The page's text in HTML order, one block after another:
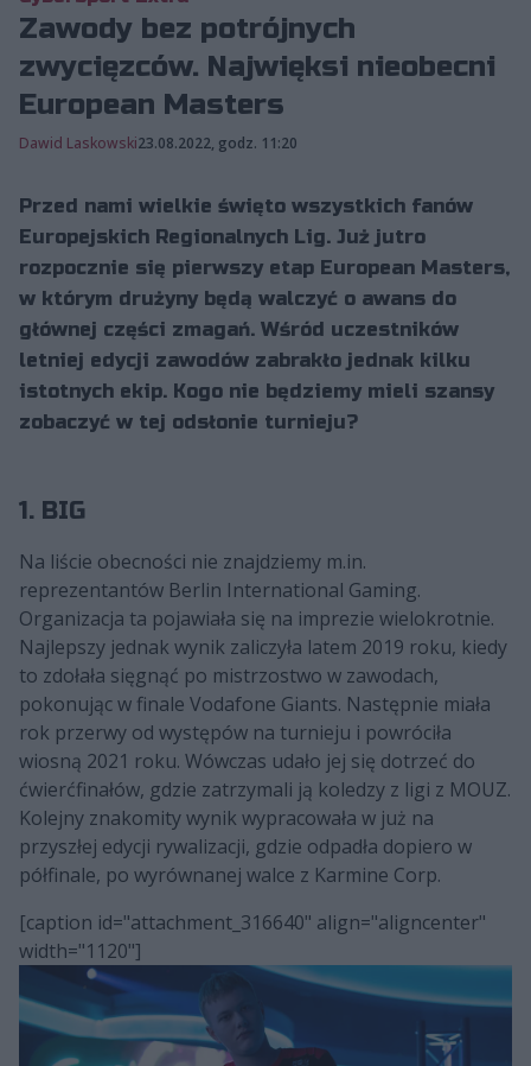
Zawody bez potrójnych
zwycięzców. Najwięksi nieobecni
European Masters
Dawid Laskowski23.08.2022, godz. 11:20
Przed nami wielkie święto wszystkich fanów
Europejskich Regionalnych Lig. Już jutro
rozpocznie się pierwszy etap European Masters,
w którym drużyny będą walczyć o awans do
głównej części zmagań. Wśród uczestników
letniej edycji zawodów zabrakło jednak kilku
istotnych ekip. Kogo nie będziemy mieli szansy
zobaczyć w tej odsłonie turnieju?
1. BIG
Na liście obecności nie znajdziemy m.in.
reprezentantów Berlin International Gaming.
Organizacja ta pojawiała się na imprezie wielokrotnie.
Najlepszy jednak wynik zaliczyła latem 2019 roku, kiedy
to zdołała sięgnąć po mistrzostwo w zawodach,
pokonując w finale Vodafone Giants. Następnie miała
rok przerwy od występów na turnieju i powróciła
wiosną 2021 roku. Wówczas udało jej się dotrzeć do
ćwierćfinałów, gdzie zatrzymali ją koledzy z ligi z MOUZ.
Kolejny znakomity wynik wypracowała w już na
przyszłej edycji rywalizacji, gdzie odpadła dopiero w
półfinale, po wyrównanej walce z Karmine Corp.
[caption id="attachment_316640" align="aligncenter"
width="1120"]